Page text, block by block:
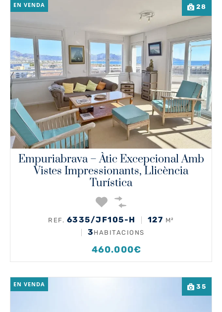
28
EN VENDA
Empuriabrava – Àtic Excepcional Amb
Vistes Impressionants, Llicència
Turística
REF. 6335/JF105-H 127 M²
3 HABITACIONS
460.000€
35
EN VENDA